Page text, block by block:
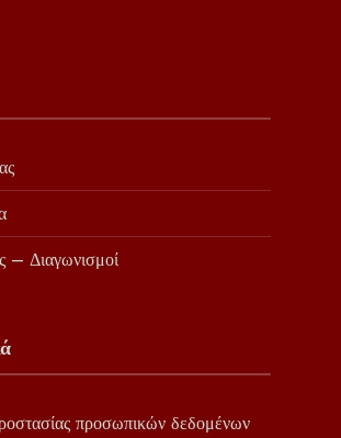
– Διαγωνισμοί
προσωπικών δεδομένων